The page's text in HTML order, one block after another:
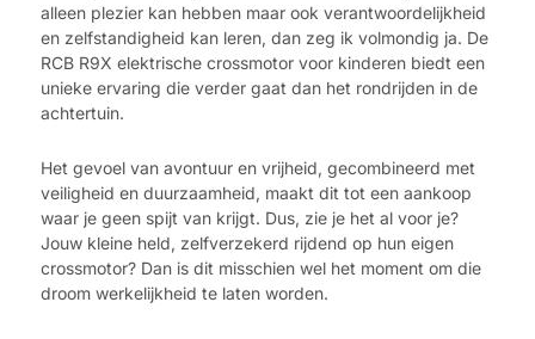
alleen plezier kan hebben maar ook verantwoordelijkheid
en zelfstandigheid kan leren, dan zeg ik volmondig ja. De
RCB R9X elektrische crossmotor voor kinderen biedt een
unieke ervaring die verder gaat dan het rondrijden in de
achtertuin.
Het gevoel van avontuur en vrijheid, gecombineerd met
veiligheid en duurzaamheid, maakt dit tot een aankoop
waar je geen spijt van krijgt. Dus, zie je het al voor je?
Jouw kleine held, zelfverzekerd rijdend op hun eigen
crossmotor? Dan is dit misschien wel het moment om die
droom werkelijkheid te laten worden.